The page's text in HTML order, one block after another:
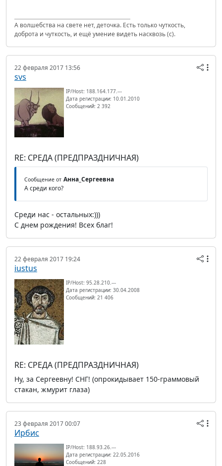
А волшебства на свете нет, деточка. Есть только чуткость,
доброта и чуткость, и ещё умение видеть насквозь (с).
22 февраля 2017 13:56
svs
IP/Host: 188.164.177.---
Дата регистрации: 10.01.2010
Сообщений: 2 392
RE: СРЕДА (ПРЕДПРАЗДНИЧНАЯ)
Сообщение от Анна_Сергеевна
А среди кого?
Среди нас - остальных:)))
С днем рождения! Всех благ!
22 февраля 2017 19:24
iustus
IP/Host: 95.28.210.---
Дата регистрации: 30.04.2008
Сообщений: 21 406
RE: СРЕДА (ПРЕДПРАЗДНИЧНАЯ)
Ну, за Сергеевну! СНГ! (опрокидывает 150-граммовый
стакан, жмурит глаза)
23 февраля 2017 00:07
Ирбис
IP/Host: 188.93.26.---
Дата регистрации: 22.05.2016
Сообщений: 228